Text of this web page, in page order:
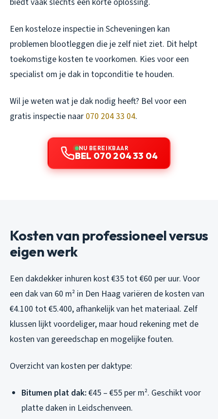
Een kosteloze inspectie in Scheveningen kan
problemen blootleggen die je zelf niet ziet. Dit helpt
toekomstige kosten te voorkomen. Kies voor een
specialist om je dak in topconditie te houden.
Wil je weten wat je dak nodig heeft? Bel voor een
gratis inspectie naar 070 204 33 04.
NU BEREIKBAAR
BEL 070 204 33 04
Kosten van professioneel versus
eigen werk
Een dakdekker inhuren kost €35 tot €60 per uur. Voor
een dak van 60 m² in Den Haag variëren de kosten van
€4.100 tot €5.400, afhankelijk van het materiaal. Zelf
klussen lijkt voordeliger, maar houd rekening met de
kosten van gereedschap en mogelijke fouten.
Overzicht van kosten per daktype:
Bitumen plat dak: €45 – €55 per m². Geschikt voor
platte daken in Leidschenveen.